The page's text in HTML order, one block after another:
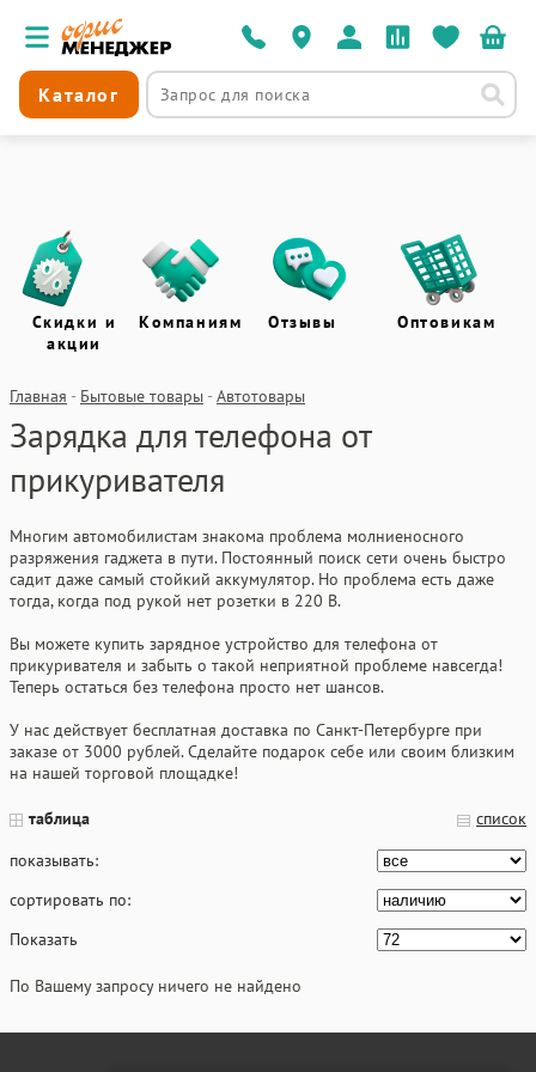
Каталог
Скидки и
акции
Компаниям Отзывы Оптовикам
Главная - Бытовые товары -Автотовары
Зарядка для телефона от
прикуривателя
Многим автомобилистам знакома проблема молниеносного
разряжения гаджета в пути. Постоянный поиск сети очень быстро
садит даже самый стойкий аккумулятор. Но проблема есть даже
тогда, когда под рукой нет розетки в 220 В.
Вы можете купить зарядное устройство для телефона от
прикуривателя и забыть о такой неприятной проблеме навсегда!
Теперь остаться без телефона просто нет шансов.
У нас действует бесплатная доставка по Санкт-Петербурге при
заказе от 3000 рублей. Сделайте подарок себе или своим близким
на нашей торговой площадке!
таблица
список
показывать:
сортировать по:
Показать
По Вашему запросу ничего не найдено